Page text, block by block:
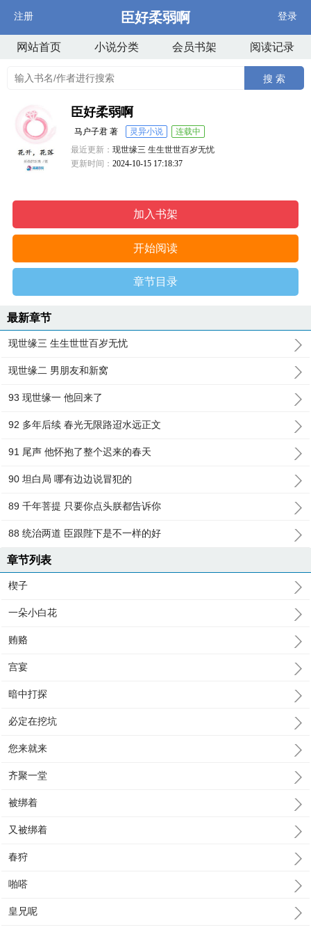
注册 臣好柔弱啊 登录
网站首页 小说分类 会员书架 阅读记录
搜 索
臣好柔弱啊
马户子君 著 灵异小说
连载中
最近更新：现世缘三 生生世世百岁无忧
更新时间：2024-10-15 17:18:37
加入书架
开始阅读
章节目录
最新章节
现世缘三 生生世世百岁无忧
现世缘二 男朋友和新窝
93 现世缘一 他回来了
92 多年后续 春光无限路迢水远正文
91 尾声 他怀抱了整个迟来的春天
90 坦白局 哪有边边说冒犯的
89 千年菩提 只要你点头朕都告诉你
88 统治两道 臣跟陛下是不一样的好
章节列表
楔子
一朵小白花
贿赂
宫宴
暗中打探
必定在挖坑
您来就来
齐聚一堂
被绑着
又被绑着
春狩
啪嗒
皇兄呢